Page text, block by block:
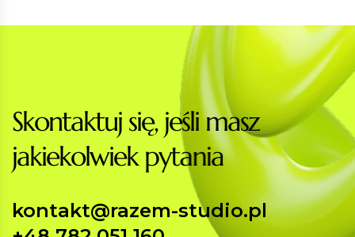
Skontaktuj się, jeślimasz
jakiekolwiek pytania
kontakt@razem-studio.pl